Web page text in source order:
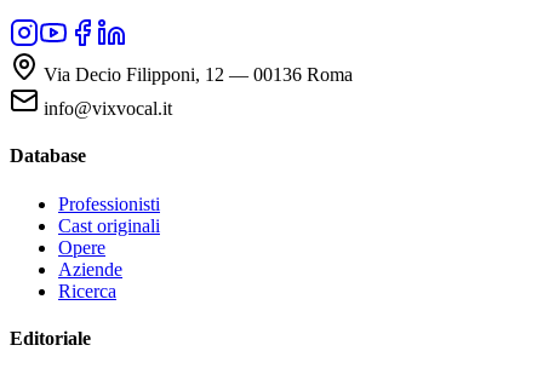
Via Decio Filipponi, 12 — 00136 Roma
info@vixvocal.it
Database
Professionisti
Cast originali
Opere
Aziende
Ricerca
Editoriale